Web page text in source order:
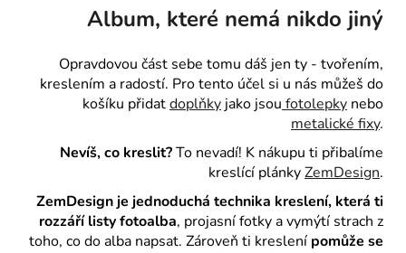
Album, které nemá nikdo jiný
Opravdovou část sebe tomu dáš jen ty - tvořením,
kreslením a radostí. Pro tento účel si u nás můžeš do
košíku přidatdoplňky jako jsou fotolepky nebo
metalické fixy.
Nevíš, co kreslit?To nevadí! K nákupu ti přibalíme
kreslící plánkyZemDesign.
ZemDesign je jednoduchá technika kreslení, která ti
rozzáří listy fotoalba, projasní fotky a vymýtí strach z
toho, co do alba napsat. Zároveň ti kreslení pomůže se